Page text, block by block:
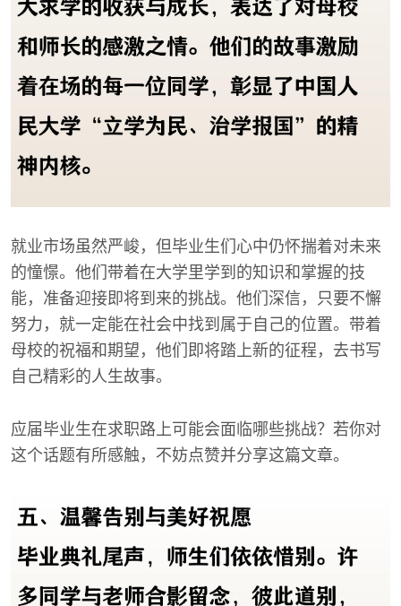
就业市场虽然严峻，但毕业生们心中仍怀揣着对未来
的憧憬。他们带着在大学里学到的知识和掌握的技
能，准备迎接即将到来的挑战。他们深信，只要不懈
努力，就一定能在社会中找到属于自己的位置。带着
母校的祝福和期望，他们即将踏上新的征程，去书写
自己精彩的人生故事。
应届毕业生在求职路上可能会面临哪些挑战？若你对
这个话题有所感触，不妨点赞并分享这篇文章。